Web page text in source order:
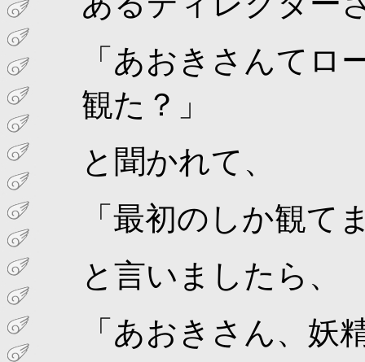
「あおきさんてロ
観た？」
と聞かれて、
「最初のしか観て
と言いましたら、
「あおきさん、妖